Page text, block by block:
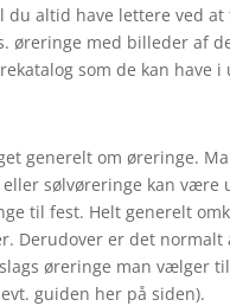
altid have lettere ved
med billeder af
som de kan have
generelt om øreringe.
sølvøreringe kan
til fest. Helt generelt
Derudover er det
øreringe man vælger
guiden her på siden).